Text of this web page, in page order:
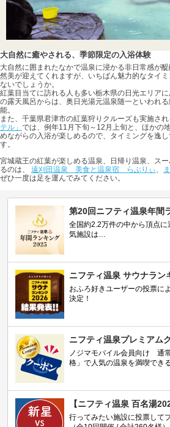
大自然に癒やされる、季節限定の入浴体験
大自然に囲まれたなかで温泉に浸かる非日常感が
然美が迎えてくれますが、いちばん魅力的なタイ
ないでしょうか。
紅葉目当てに訪れる人も多い栃木県の日光エリア
の露天風呂からは、奥日光湯元温泉随一といわれ
能。
また、千葉県君津市の紅葉狩りクルーズも実施さ
テル」 では、例年11月下旬～12月上旬と、ほかの
めながらの入浴が楽しめるので、タイミングを逸
す。
宮城蔵王の紅葉が楽しめる温泉、日帰り温泉、ス
るのは、 遠刈田温泉 美食と温泉宿 らぶりぃ
ぜひ一度は足を運んでみてください。
第20回ニフティ温泉年間
全国約2.2万件の中から頂点に
気施設は…
ニフティ温泉 サウナラン
おふろ好きユーザーの投票に
決定！
ニフティ温泉プレミアム
ノジマモバイル会員向け 通
格」で人気の温泉を満喫でき
【ニフティ温泉 百名湯
行ってみたい施設に投票して